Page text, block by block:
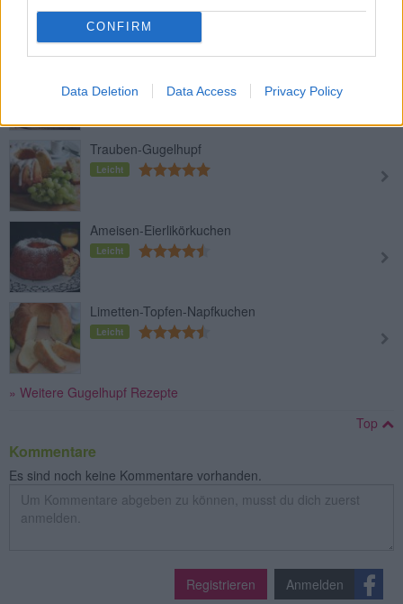
CONFIRM
Data Deletion Data Access Privacy Policy
Leicht
Trauben-Gugelhupf
Leicht
Ameisen-Eierlikörkuchen
Leicht
Limetten-Topfen-Napfkuchen
Leicht
» Weitere Gugelhupf Rezepte
Top
Kommentare
Es sind noch keine Kommentare vorhanden.
Registrieren Anmelden